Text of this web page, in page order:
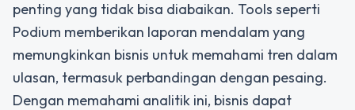
penting yang tidak bisa diabaikan. Tools seperti
Podium memberikan laporan mendalam yang
memungkinkan bisnis untuk memahami tren dalam
ulasan, termasuk perbandingan dengan pesaing.
Dengan memahami analitik ini, bisnis dapat